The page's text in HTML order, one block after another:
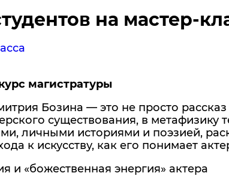
на мастер-
магистратуры
Бозина — это не просто
существования, в метафизику
личными историями и поэзией,
к искусству, как его понимает
и «божественная энергия» актера